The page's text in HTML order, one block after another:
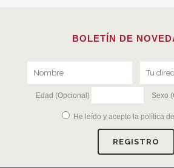
BOLETÍN DE
Edad (Opcional) Sexo
He leído y acepto la política